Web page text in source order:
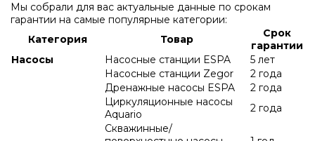
Мы собрали для вас актуальные данные по срокам
гарантии на самые популярные категории:
Категория
Товар
Срок
гарантии
Насосы
Насосные станции ESPA
5 лет
Насосные станции Zegor
2 года
Дренажные насосы ESPA
2 года
Циркуляционные насосы
Aquario
2 года
Скважинные/